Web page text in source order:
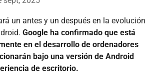
un antes y un después en la evolución
Google ha confirmado que está
en el desarrollo de ordenadores
bajo una versión de Android
de escritorio.